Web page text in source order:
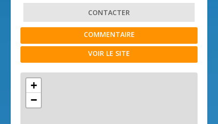
CONTACTER
COMMENTAIRE
VOIR LE SITE
+
−